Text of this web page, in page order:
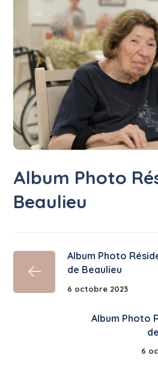
Album Photo
Beaulieu
Album Photo
de Beaulieu
6 octobre 2023
Album Photo
6